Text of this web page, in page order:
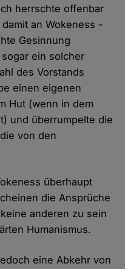
herrschte offenbar
an Wokeness -
Gesinnung
ein solcher
des Vorstands
einen eigenen
Hut (wenn in dem
und überrumpelte die
von den
überhaupt
die Ansprüche
anderen zu sein
Humanismus.
eine Abkehr von